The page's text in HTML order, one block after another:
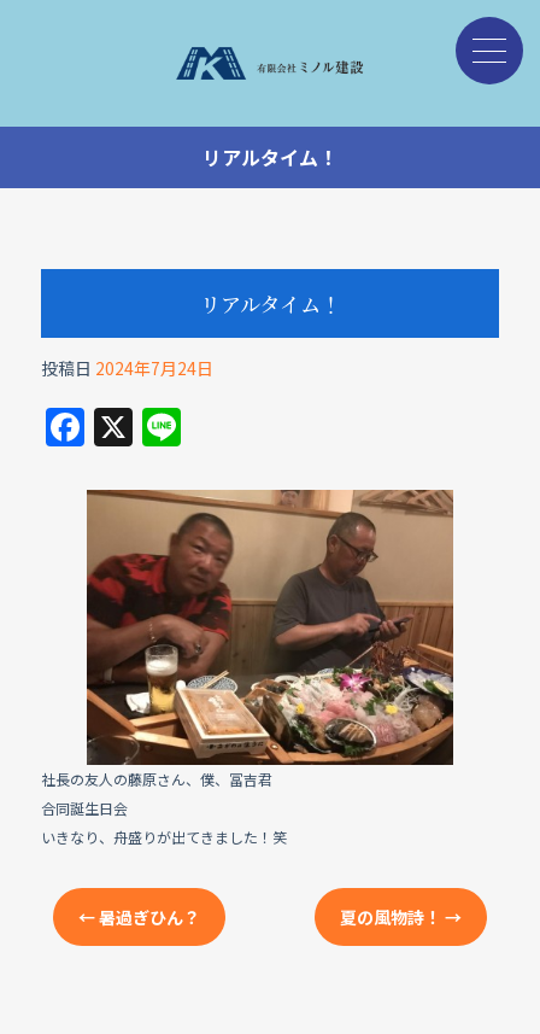
リアルタイム！
リアルタイム！
投稿日 2024年7月24日
F
a
c
b
o
o
k
X Li
e
社長の友人の藤原さん、僕、冨吉君
合同誕生日会
いきなり、舟盛りが出てきました！笑
←暑過ぎひん？ 夏の風物詩！→